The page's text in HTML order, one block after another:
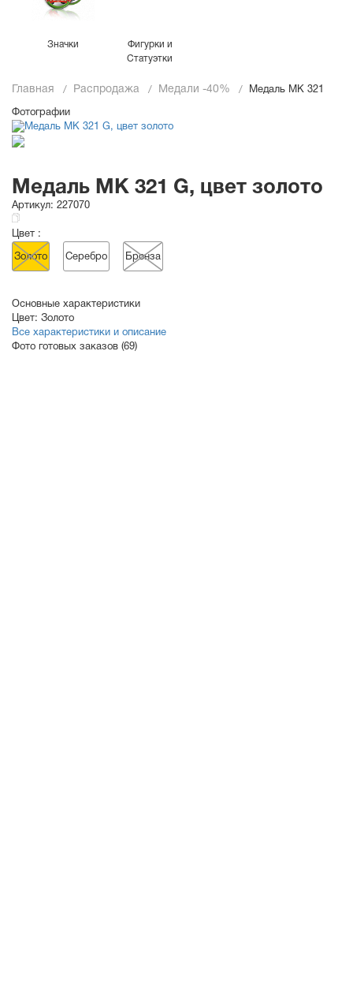
Значки
Фигурки и
Статуэтки
Главная Распродажа Медали -40% Медаль MK 321
Фотографии
Медаль MK 321 G, цвет золото
Артикул: 227070
Цвет :
Золото Серебро Бронза
Основные характеристики
Цвет: Золото
Все характеристики и описание
Фото готовых заказов (69)